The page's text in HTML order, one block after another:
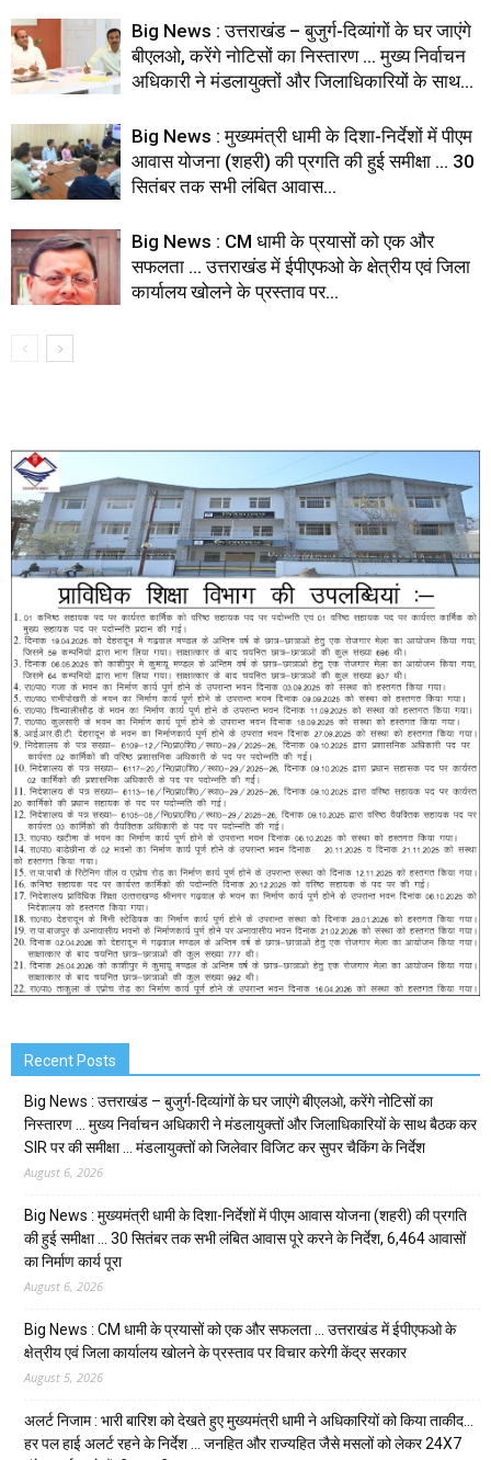
Big News : उत्तराखंड – बुजुर्ग-दिव्यांगों के घर जाएंगे
बीएलओ, करेंगे नोटिसों का निस्तारण … मुख्य निर्वाचन
अधिकारी ने मंडलायुक्तों और जिलाधिकारियों के साथ...
Big News : मुख्यमंत्री धामी के दिशा-निर्देशों में पीएम
आवास योजना (शहरी) की प्रगति की हुई समीक्षा … 30
सितंबर तक सभी लंबित आवास...
Big News : CM धामी के प्रयासों को एक और
सफलता … उत्तराखंड में ईपीएफओ के क्षेत्रीय एवं जिला
कार्यालय खोलने के प्रस्ताव पर...
Recent Posts
Big News : उत्तराखंड – बुजुर्ग-दिव्यांगों के घर जाएंगे बीएलओ, करेंगे नोटिसों का
निस्तारण … मुख्य निर्वाचन अधिकारी ने मंडलायुक्तों और जिलाधिकारियों के साथ बैठक कर
SIR पर की समीक्षा … मंडलायुक्तों को जिलेवार विजिट कर सुपर चैकिंग के निर्देश
August 6, 2026
Big News : मुख्यमंत्री धामी के दिशा-निर्देशों में पीएम आवास योजना (शहरी) की प्रगति
की हुई समीक्षा … 30 सितंबर तक सभी लंबित आवास पूरे करने के निर्देश, 6,464 आवासों
का निर्माण कार्य पूरा
August 6, 2026
Big News : CM धामी के प्रयासों को एक और सफलता … उत्तराखंड में ईपीएफओ के
क्षेत्रीय एवं जिला कार्यालय खोलने के प्रस्ताव पर विचार करेगी केंद्र सरकार
August 5, 2026
अलर्ट निजाम : भारी बारिश को देखते हुए मुख्यमंत्री धामी ने अधिकारियों को किया ताकीद…
हर पल हाई अलर्ट रहने के निर्देश … जनहित और राज्यहित जैसे मसलों को लेकर 24X7